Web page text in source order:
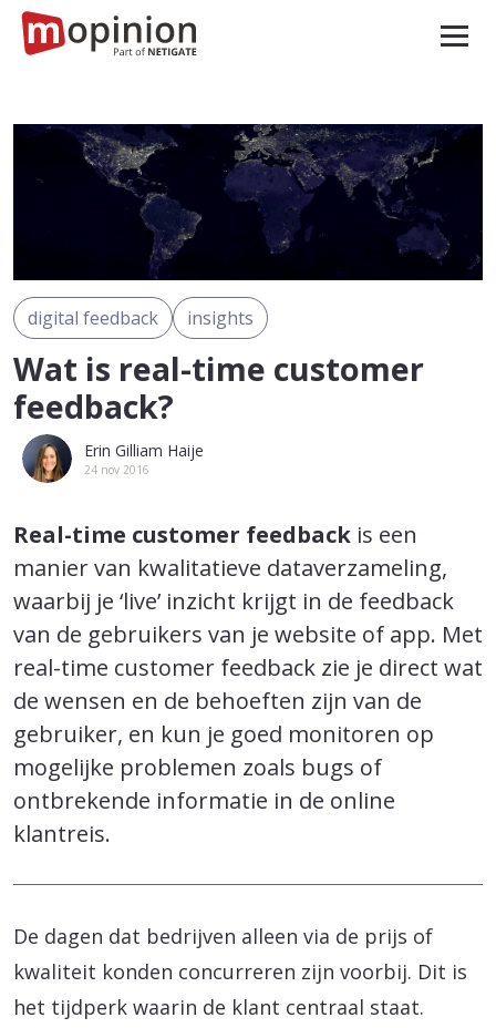
digital feedback insights
Wat is real-time customer
feedback?
Erin Gilliam Haije
24 nov 2016
Real-time customer feedback is een
manier van kwalitatieve dataverzameling,
waarbij je ‘live’ inzicht krijgt in de feedback
van de gebruikers van je website of app. Met
real-time customer feedback zie je direct wat
de wensen en de behoeften zijn van de
gebruiker, en kun je goed monitoren op
mogelijke problemen zoals bugs of
ontbrekende informatie in de online
klantreis.
De dagen dat bedrijven alleen via de prijs of
kwaliteit konden concurreren zijn voorbij. Dit is
het tijdperk waarin de klant centraal staat.